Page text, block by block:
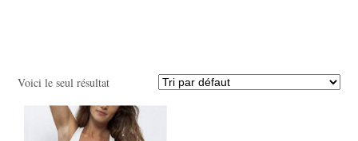
Voici le seul résultat